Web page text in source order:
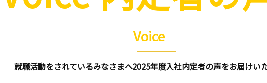
Voice
就職活動をされているみなさまへ2025年度入社内定者の声をお届けい